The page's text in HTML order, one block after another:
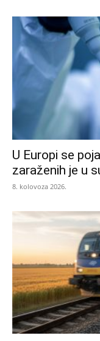
U Europi se
zaraženih je u
8. kolovoza 2026.